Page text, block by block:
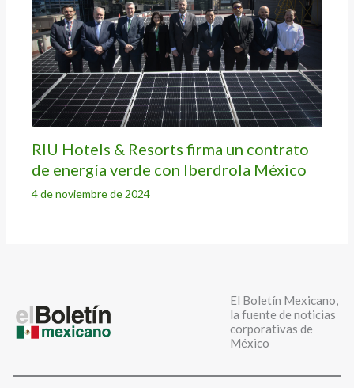
RIU Hotels & Resorts firma un contrato
de energía verde con Iberdrola México
4 de noviembre de 2024
El Boletín Mexicano,
la fuente de noticias
corporativas de
México